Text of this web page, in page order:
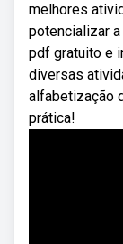
melhores
potencializar
pdf gratuito e
diversas
alfabetização
prática!